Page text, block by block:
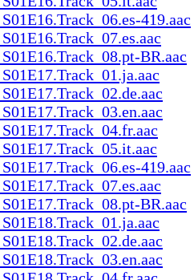
419.aac
BR.aac
419.aac
BR.aac